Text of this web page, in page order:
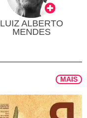
LUIZ ALBERTO
MENDES
MAIS